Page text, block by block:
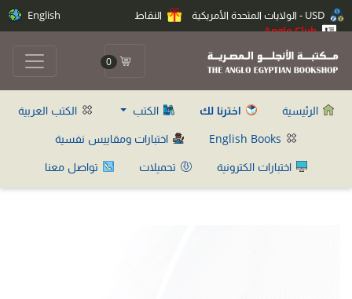
النقاط
Anglo Club
English
0
الرئيسية اخترنا لك الكتب
الكتب العربية
اختبارات ومقاييس نفسية
اختبارات الكترونية
تحميلات تواصل معنا